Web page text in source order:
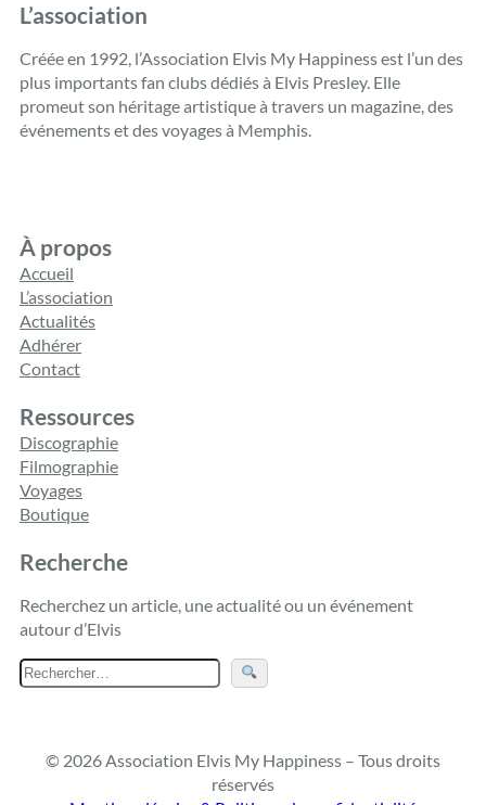
L’association
Créée en 1992, l’Association Elvis My Happiness est l’un des
plus importants fan clubs dédiés à Elvis Presley. Elle
promeut son héritage artistique à travers un magazine, des
événements et des voyages à Memphis.
À propos
Accueil
L’association
Actualités
Adhérer
Contact
Ressources
Discographie
Filmographie
Voyages
Boutique
Recherche
Recherchez un article, une actualité ou un événement
autour d’Elvis
R
e
e
r
© 2026 Association Elvis My Happiness – Tous droits
réservés